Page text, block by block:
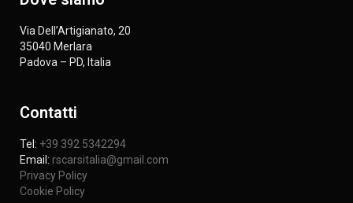
Via Dell’Artigianato, 20
35040 Merlara
Padova – PD, Italia
Contatti
Tel: +39 392 5342294
Email: rscarsitalia@gmail.com
Privacy Policy
Cookie Policy